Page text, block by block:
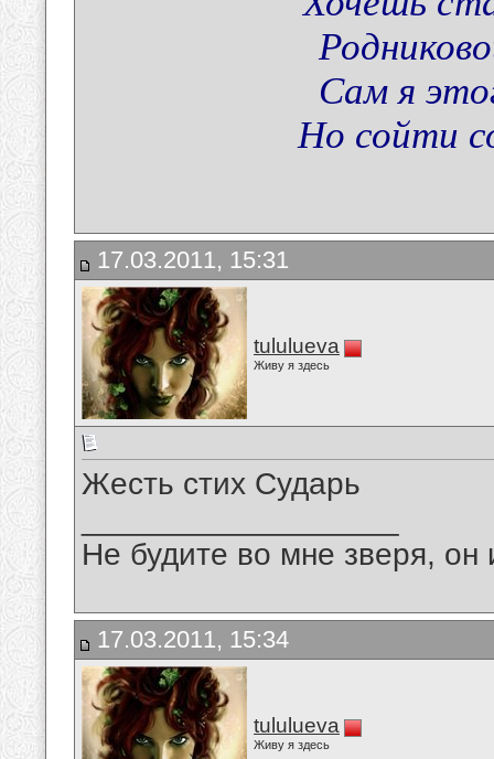
Сам я
Но сойти
17.03.2011, 15:31
tululueva
Живу я здесь
Жесть стих Сударь
Не будите во мне зверя, он
17.03.2011, 15:34
tululueva
Живу я здесь